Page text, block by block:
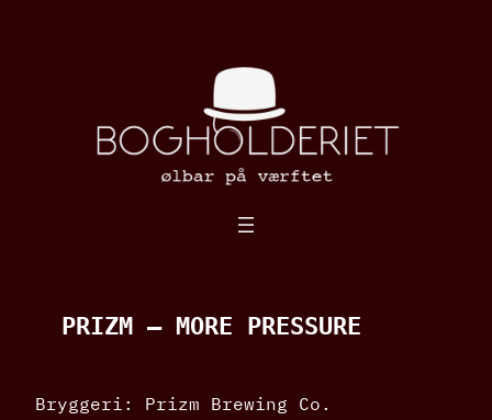
PRIZM – MORE PRESSURE
Bryggeri: Prizm Brewing Co.